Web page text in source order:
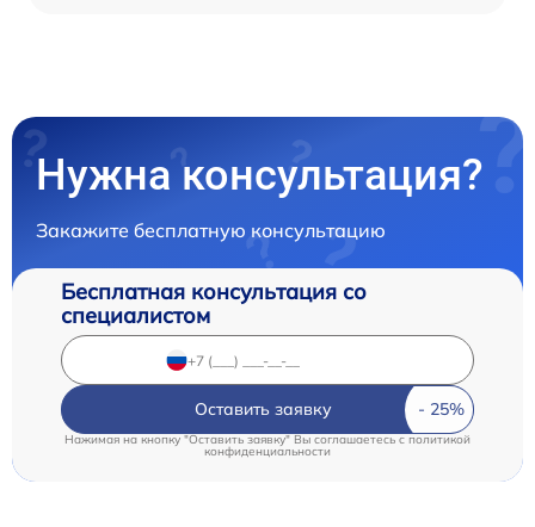
Нужна консультация?
Закажите бесплатную консультацию
Бесплатная консультация со
специалистом
Оставить заявку
Нажимая на кнопку "Оставить заявку" Вы соглашаетесь c политикой
конфиденциальности